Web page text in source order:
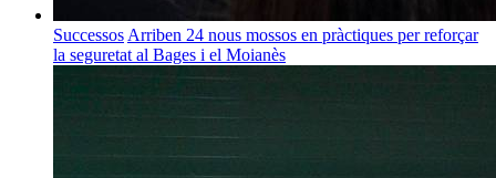
Successos Arriben 24 nous mossos en pràctiques per reforçar
la seguretat al Bages i el Moianès